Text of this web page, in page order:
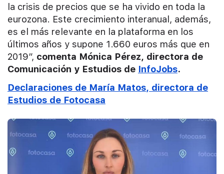
la crisis de precios que se ha vivido en toda la
eurozona. Este crecimiento interanual, además,
es el más relevante en la plataforma en los
últimos años y supone 1.660 euros más que en
2019”, comenta Mónica Pérez, directora de
Comunicación y Estudios de InfoJobs.
Declaraciones de María Matos, directora de
Estudios de Fotocasa